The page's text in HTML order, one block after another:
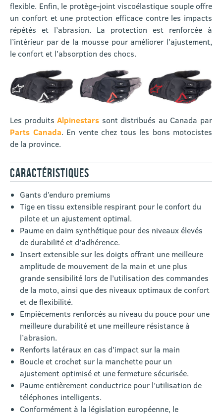
flexible. Enfin, le protège-joint viscoélastique souple offre
un confort et une protection efficace contre les impacts
répétés et l’abrasion. La protection est renforcée à
l’intérieur par de la mousse pour améliorer l’ajustement,
le confort et l’absorption des chocs.
Les produitsAlpinestars sont distribués au Canada par
Parts Canada. En vente chez tous les bons motocistes
de la province.
CARACTÉRISTIQUES
Gants d’enduro premiums
Tige en tissu extensible respirant pour le confort du
pilote et un ajustement optimal.
Paume en daim synthétique pour des niveaux élevés
de durabilité et d’adhérence.
Insert extensible sur les doigts offrant une meilleure
amplitude de mouvement de la main et une plus
grande sensibilité lors de l’utilisation des commandes
de la moto, ainsi que des niveaux optimaux de confort
et de flexibilité.
Empiècements renforcés au niveau du pouce pour une
meilleure durabilité et une meilleure résistance à
l’abrasion.
Renforts latéraux en cas d’impact sur la main
Boucle et crochet sur la manchette pour un
ajustement optimisé et une fermeture sécurisée.
Paume entièrement conductrice pour l’utilisation de
téléphones intelligents.
Conformément à la législation européenne, le